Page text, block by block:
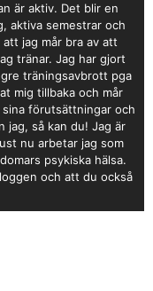
är aktiv. Det blir en
aktiva semestrar och
jag mår bra av att
tränar. Jag har gjort
träningsavbrott pga
mig tillbaka och mår
förutsättningar och
jag, så kan du! Jag är
nu arbetar jag som
psykiska hälsa.
och att du också